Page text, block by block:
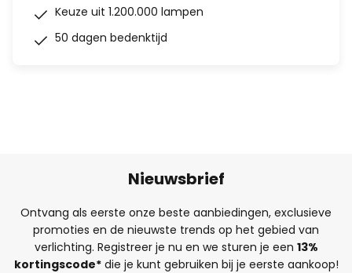
Keuze uit 1.200.000 lampen
50 dagen bedenktijd
Nieuwsbrief
Ontvang als eerste onze beste aanbiedingen, exclusieve
promoties en de nieuwste trends op het gebied van
verlichting. Registreer je nu en we sturen je een 13%
kortingscode*die je kunt gebruiken bij je eerste aankoop!